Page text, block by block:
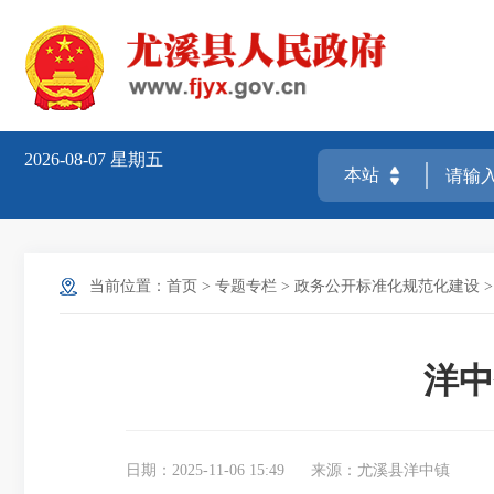
2026-08-07 星期五
当前位置： 首页 > 专题专栏 > 政务公开标准化规范化建设
洋
日期：2025-11-06 15:49 来源：尤溪县洋中镇